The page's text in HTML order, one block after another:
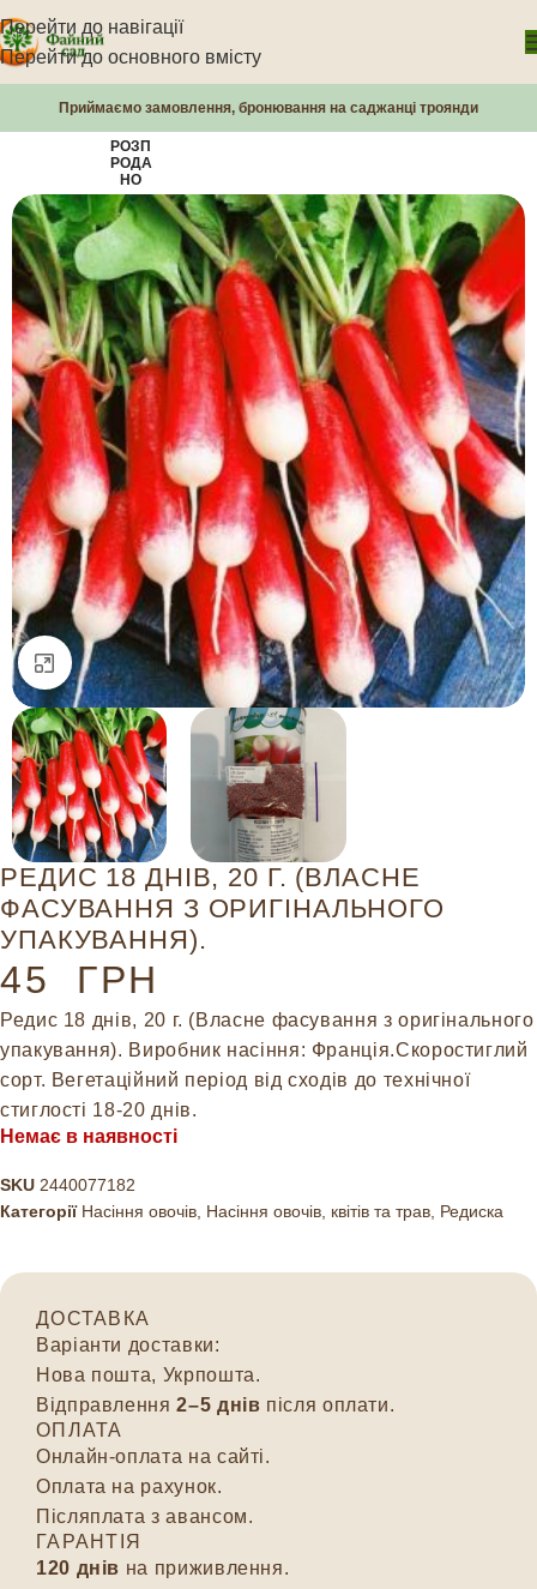
Перейти до навігації
Перейти до основного вмісту
Приймаємо замовлення, бронювання на саджанці троянди
РОЗП
РОДА
НО
Натисніть, щоб збільшити
РЕДИС 18 ДНІВ, 20 Г. (ВЛАСНЕ
ФАСУВАННЯ З ОРИГІНАЛЬНОГО
УПАКУВАННЯ).
45 ГРН
Редис 18 днів, 20 г. (Власне фасування з оригінального
упакування). Виробник насіння: Франція.Скоростиглий
сорт. Вегетаційний період від сходів до технічної
стиглості 18-20 днів.
Немає в наявності
SKU 2440077182
Категорії Насіння овочів, Насіння овочів, квітів та трав, Редиска
ДОСТАВКА
Варіанти доставки:
Нова пошта, Укрпошта.
Відправлення2–5 днів після оплати.
ОПЛАТА
Онлайн-оплата на сайті.
Оплата на рахунок.
Післяплата з авансом.
ГАРАНТІЯ
120 днів на приживлення.